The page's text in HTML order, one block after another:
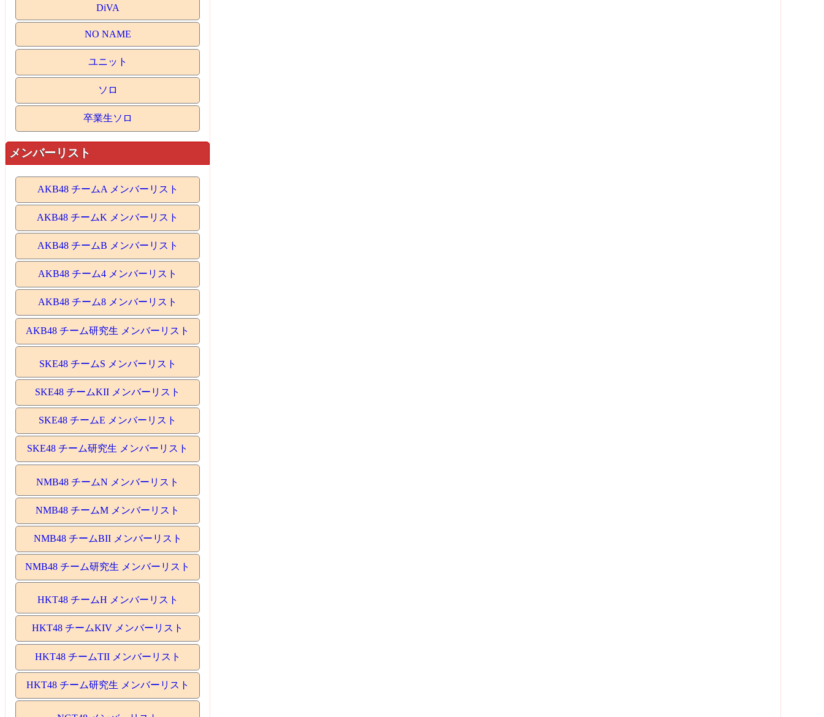
DiVA
NO NAME
ユニット
ソロ
卒業生ソロ
メンバーリスト
AKB48 チームA メンバーリスト
AKB48 チームK メンバーリスト
AKB48 チームB メンバーリスト
AKB48 チーム4 メンバーリスト
AKB48 チーム8 メンバーリスト
AKB48 チーム研究生 メンバーリスト
SKE48 チームS メンバーリスト
SKE48 チームKII メンバーリスト
SKE48 チームE メンバーリスト
SKE48 チーム研究生 メンバーリスト
NMB48 チームN メンバーリスト
NMB48 チームM メンバーリスト
NMB48 チームBII メンバーリスト
NMB48 チーム研究生 メンバーリスト
HKT48 チームH メンバーリスト
HKT48 チームKIV メンバーリスト
HKT48 チームTII メンバーリスト
HKT48 チーム研究生 メンバーリスト